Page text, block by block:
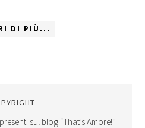
DI PIÙ...
sul blog “That’s Amore!”